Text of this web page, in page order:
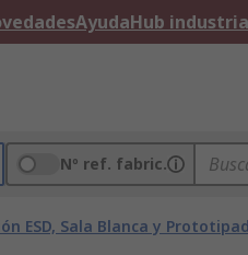
AyudaHub
Nº ref. fabric.
ESD, Sala Blanca y